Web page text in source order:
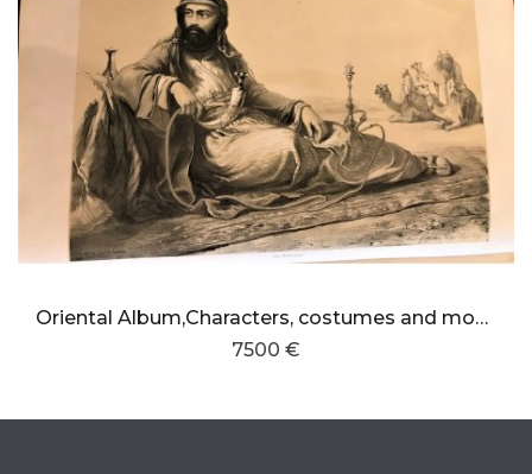
Oriental Album,Characters, costumes and modes of life in the Valley of the Nile
7500 €